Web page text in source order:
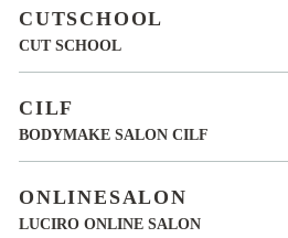
CUTSCHOOL
CUT SCHOOL
CILF
BODYMAKE SALON CILF
ONLINESALON
LUCIRO ONLINE SALON